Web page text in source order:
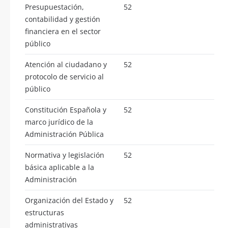
Presupuestación,
contabilidad y gestión
financiera en el sector
público
52
Atención al ciudadano y
protocolo de servicio al
público
52
Constitución Española y
marco jurídico de la
Administración Pública
52
Normativa y legislación
básica aplicable a la
Administración
52
Organización del Estado y
estructuras
administrativas
52